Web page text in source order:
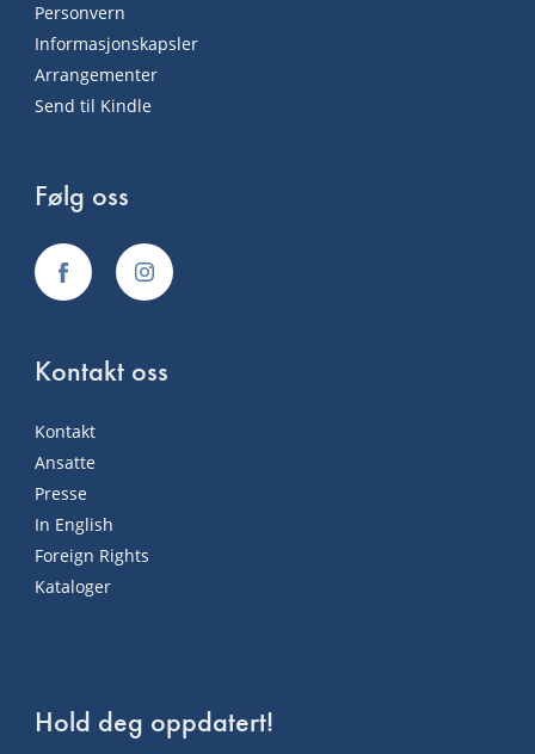
Personvern
Informasjonskapsler
Arrangementer
Send til Kindle
Følg oss
Kontakt oss
Kontakt
Ansatte
Presse
In English
Foreign Rights
Kataloger
Hold deg oppdatert!